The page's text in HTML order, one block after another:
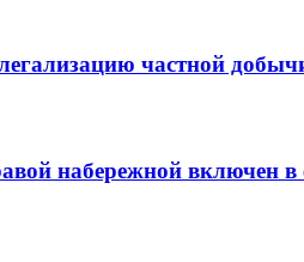
частной
набережной включен